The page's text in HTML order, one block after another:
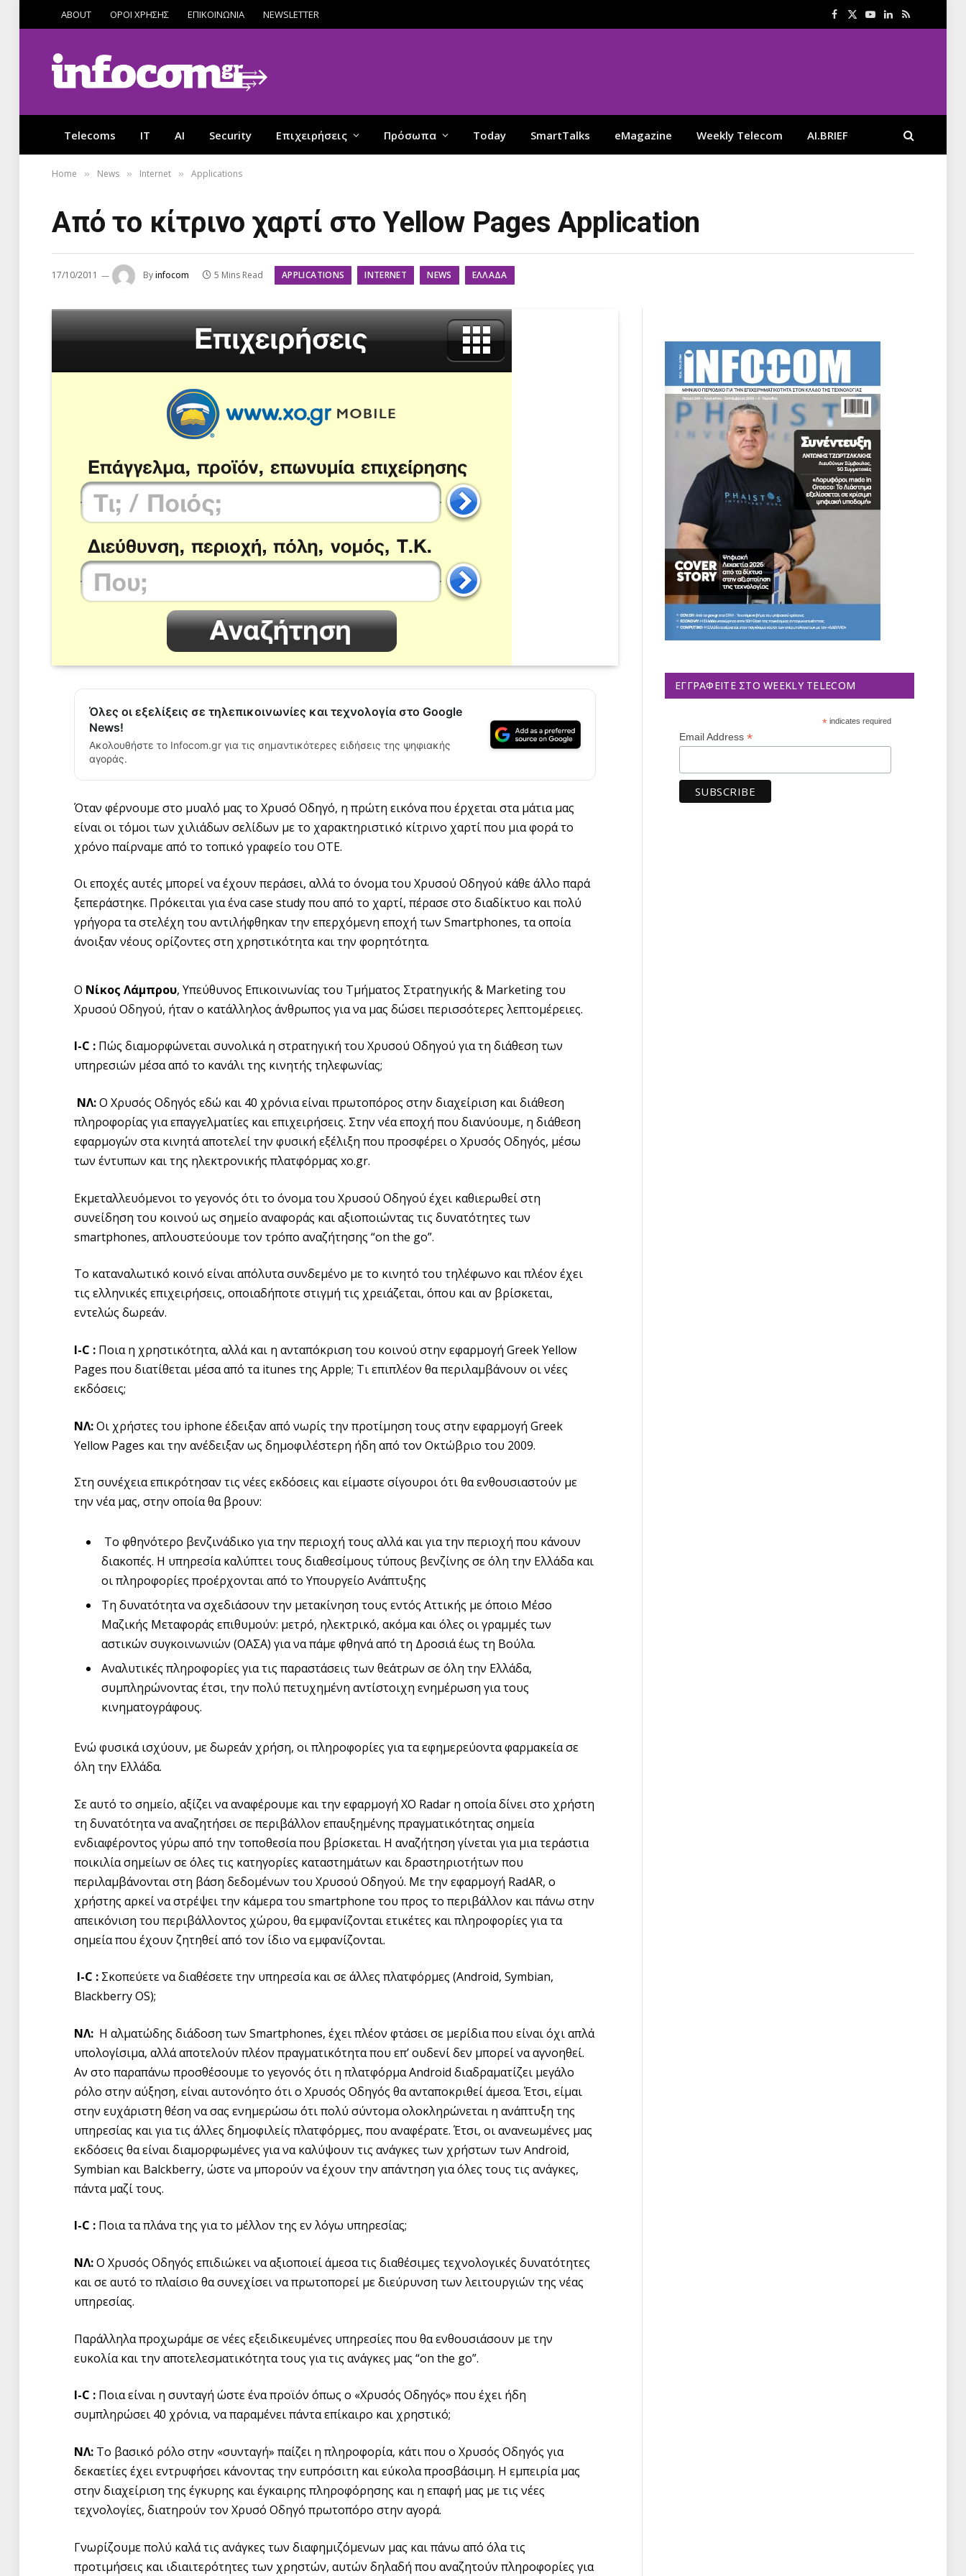
ABOUT ΟΡΟΙ ΧΡΗΣΗΣ ΕΠΙΚΟΙΝΩΝΙΑ NEWSLETTER Facebook
X
YouTube
LinkedIn
RSS
Telecoms IT AI Security Επιχειρήσεις Πρόσωπα Today SmartTalks eMagazine Weekly Telecom AI.BRIEF
Home » News » Internet » Applications
Από το κίτρινο χαρτί στο Yellow Pages Application
17/10/2011 Byinfocom 5 Mins Read APPLICATIONS INTERNET NEWS ΕΛΛΆΔΑ
Όλες οι εξελίξεις σε τηλεπικοινωνίες και τεχνολογία στο Google
News!
Ακολουθήστε το Infocom.gr για τις σημαντικότερες ειδήσεις της ψηφιακής
αγοράς.
Όταν φέρνουμε στο μυαλό μας το Χρυσό Οδηγό, η πρώτη εικόνα που έρχεται στα μάτια μας
είναι οι τόμοι των χιλιάδων σελίδων με το χαρακτηριστικό κίτρινο χαρτί που μια φορά το
χρόνο παίρναμε από το τοπικό γραφείο του ΟΤΕ.
Οι εποχές αυτές μπορεί να έχουν περάσει, αλλά το όνομα του Χρυσού Οδηγού κάθε άλλο παρά
ξεπεράστηκε. Πρόκειται για ένα case study που από το χαρτί, πέρασε στο διαδίκτυο και πολύ
γρήγορα τα στελέχη του αντιλήφθηκαν την επερχόμενη εποχή των Smartphones, τα οποία
άνοιξαν νέους ορίζοντες στη χρηστικότητα και την φορητότητα.
Ο Νίκος Λάμπρου, Υπεύθυνος Επικοινωνίας του Τμήματος Στρατηγικής & Marketing του
Χρυσού Οδηγού, ήταν ο κατάλληλος άνθρωπος για να μας δώσει περισσότερες λεπτομέρειες.
I-C : Πώς διαμορφώνεται συνολικά η στρατηγική του Χρυσού Οδηγού για τη διάθεση των
υπηρεσιών μέσα από το κανάλι της κινητής τηλεφωνίας;
ΝΛ:Ο Χρυσός Οδηγός εδώ και 40 χρόνια είναι πρωτοπόρος στην διαχείριση και διάθεση
πληροφορίας για επαγγελματίες και επιχειρήσεις. Στην νέα εποχή που διανύουμε, η διάθεση
εφαρμογών στα κινητά αποτελεί την φυσική εξέλιξη που προσφέρει ο Χρυσός Οδηγός, μέσω
των έντυπων και της ηλεκτρονικής πλατφόρμας xo.gr.
Εκμεταλλευόμενοι το γεγονός ότι το όνομα του Χρυσού Οδηγού έχει καθιερωθεί στη
συνείδηση του κοινού ως σημείο αναφοράς και αξιοποιώντας τις δυνατότητες των
smartphones, απλουστεύουμε τον τρόπο αναζήτησης “on the go”.
Το καταναλωτικό κοινό είναι απόλυτα συνδεμένο με το κινητό του τηλέφωνο και πλέον έχει
τις ελληνικές επιχειρήσεις, οποιαδήποτε στιγμή τις χρειάζεται, όπου και αν βρίσκεται,
εντελώς δωρεάν.
I-C : Ποια η χρηστικότητα, αλλά και η ανταπόκριση του κοινού στην εφαρμογή Greek Yellow
Pages που διατίθεται μέσα από τα itunes της Apple; Τι επιπλέον θα περιλαμβάνουν οι νέες
εκδόσεις;
ΝΛ:Οι χρήστες του iphone έδειξαν από νωρίς την προτίμηση τους στην εφαρμογή Greek
Yellow Pages και την ανέδειξαν ως δημοφιλέστερη ήδη από τον Οκτώβριο του 2009.
Στη συνέχεια επικρότησαν τις νέες εκδόσεις και είμαστε σίγουροι ότι θα ενθουσιαστούν με
την νέα μας, στην οποία θα βρουν:
Το φθηνότερο βενζινάδικο για την περιοχή τους αλλά και για την περιοχή που κάνουν
διακοπές. Η υπηρεσία καλύπτει τους διαθεσίμους τύπους βενζίνης σε όλη την Ελλάδα και
οι πληροφορίες προέρχονται από το Υπουργείο Ανάπτυξης
Τη δυνατότητα να σχεδιάσουν την μετακίνηση τους εντός Αττικής με όποιο Μέσο
Μαζικής Μεταφοράς επιθυμούν: μετρό, ηλεκτρικό, ακόμα και όλες οι γραμμές των
αστικών συγκοινωνιών (ΟΑΣΑ) για να πάμε φθηνά από τη Δροσιά έως τη Βούλα.
Αναλυτικές πληροφορίες για τις παραστάσεις των θεάτρων σε όλη την Ελλάδα,
συμπληρώνοντας έτσι, την πολύ πετυχημένη αντίστοιχη ενημέρωση για τους
κινηματογράφους.
Ενώ φυσικά ισχύουν, με δωρεάν χρήση, οι πληροφορίες για τα εφημερεύοντα φαρμακεία σε
όλη την Ελλάδα.
Σε αυτό το σημείο, αξίζει να αναφέρουμε και την εφαρμογή ΧΟ Radar η οποία δίνει στο χρήστη
τη δυνατότητα να αναζητήσει σε περιβάλλον επαυξημένης πραγματικότητας σημεία
ενδιαφέροντος γύρω από την τοποθεσία που βρίσκεται. Η αναζήτηση γίνεται για μια τεράστια
ποικιλία σημείων σε όλες τις κατηγορίες καταστημάτων και δραστηριοτήτων που
περιλαμβάνονται στη βάση δεδομένων του Χρυσού Οδηγού. Με την εφαρμογή RadAR, ο
χρήστης αρκεί να στρέψει την κάμερα του smartphone του προς το περιβάλλον και πάνω στην
απεικόνιση του περιβάλλοντος χώρου, θα εμφανίζονται ετικέτες και πληροφορίες για τα
σημεία που έχουν ζητηθεί από τον ίδιο να εμφανίζονται.
I-C : Σκοπεύετε να διαθέσετε την υπηρεσία και σε άλλες πλατφόρμες (Android, Symbian,
Blackberry OS);
ΝΛ: Η αλματώδης διάδοση των Smartphones, έχει πλέον φτάσει σε μερίδια που είναι όχι απλά
υπολογίσιμα, αλλά αποτελούν πλέον πραγματικότητα που επ’ ουδενί δεν μπορεί να αγνοηθεί.
Αν στο παραπάνω προσθέσουμε το γεγονός ότι η πλατφόρμα Android διαδραματίζει μεγάλο
ρόλο στην αύξηση, είναι αυτονόητο ότι ο Χρυσός Οδηγός θα ανταποκριθεί άμεσα. Έτσι, είμαι
στην ευχάριστη θέση να σας ενημερώσω ότι πολύ σύντομα ολοκληρώνεται η ανάπτυξη της
υπηρεσίας και για τις άλλες δημοφιλείς πλατφόρμες, που αναφέρατε. Έτσι, οι ανανεωμένες μας
εκδόσεις θα είναι διαμορφωμένες για να καλύψουν τις ανάγκες των χρήστων των Android,
Symbian και Balckberry, ώστε να μπορούν να έχουν την απάντηση για όλες τους τις ανάγκες,
πάντα μαζί τους.
I-C : Ποια τα πλάνα της για το μέλλον της εν λόγω υπηρεσίας;
ΝΛ:Ο Χρυσός Οδηγός επιδιώκει να αξιοποιεί άμεσα τις διαθέσιμες τεχνολογικές δυνατότητες
και σε αυτό το πλαίσιο θα συνεχίσει να πρωτοπορεί με διεύρυνση των λειτουργιών της νέας
υπηρεσίας.
Παράλληλα προχωράμε σε νέες εξειδικευμένες υπηρεσίες που θα ενθουσιάσουν με την
ευκολία και την αποτελεσματικότητα τους για τις ανάγκες μας “on the go”.
I-C : Ποια είναι η συνταγή ώστε ένα προϊόν όπως ο «Χρυσός Οδηγός» που έχει ήδη
συμπληρώσει 40 χρόνια, να παραμένει πάντα επίκαιρο και χρηστικό;
ΝΛ: Το βασικό ρόλο στην «συνταγή» παίζει η πληροφορία, κάτι που ο Χρυσός Οδηγός για
δεκαετίες έχει εντρυφήσει κάνοντας την ευπρόσιτη και εύκολα προσβάσιμη. Η εμπειρία μας
στην διαχείριση της έγκυρης και έγκαιρης πληροφόρησης και η επαφή μας με τις νέες
τεχνολογίες, διατηρούν τον Χρυσό Οδηγό πρωτοπόρο στην αγορά.
Γνωρίζουμε πολύ καλά τις ανάγκες των διαφημιζόμενων μας και πάνω από όλα τις
προτιμήσεις και ιδιαιτερότητες των χρηστών, αυτών δηλαδή που αναζητούν πληροφορίες για
ΕΓΓΡΑΦΕΊΤΕ ΣΤΟ WEEKLY TELECOM
*indicates required
Email Address *